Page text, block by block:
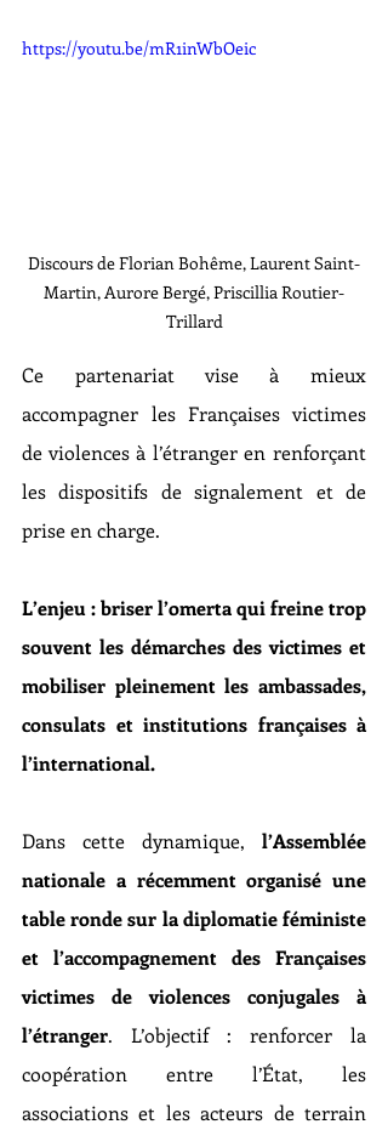
https://youtu.be/mR1inWbOeic
Discours de Florian Bohême, Laurent Saint-
Martin, Aurore Bergé, Priscillia Routier-
Trillard
Ce partenariat vise à mieux
accompagner les Françaises victimes
de violences à l’étranger en renforçant
les dispositifs de signalement et de
prise en charge.
L’enjeu : briser l’omerta qui freine trop
souvent les démarches des victimes et
mobiliser pleinement les ambassades,
consulats et institutions françaises à
l’international.
Dans cette dynamique, l’Assemblée
nationale a récemment organisé une
table ronde sur la diplomatie féministe
et l’accompagnement des Françaises
victimes de violences conjugales à
l’étranger. L’objectif : renforcer la
coopération entre l’État, les
associations et les acteurs de terrain